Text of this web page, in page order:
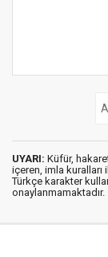
UYARI: Küfür,
içeren, imla kuralları
Türkçe karakter
onaylanmamaktadır.